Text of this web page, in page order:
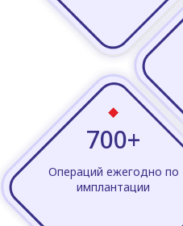
700+
Операций ежегодно по
имплантации